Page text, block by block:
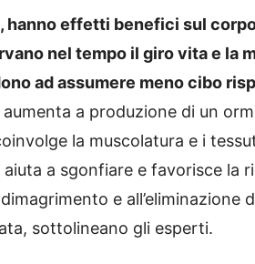
hanno effetti benefici sul
nel tempo il giro vita e la
ad assumere meno cibo
a produzione di un
la muscolatura e i
a sgonfiare e favorisce la
e all’eliminazione
sottolineano gli esperti.